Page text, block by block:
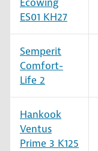
Ecowing
ES01 KH27
Semperit
Comfort-
Life 2
Hankook
Ventus
Prime 3 K125